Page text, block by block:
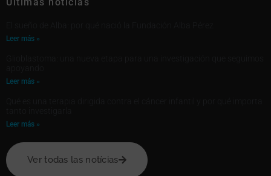
Leer más »
Leer más »
Leer más »
Ver todas las notícias